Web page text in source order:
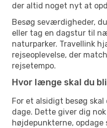
der altid noget nyt at
Besøg seværdigheder,
eller tag en dagstur til
naturparker. Travellink
rejseoplevelse, der
rejsetempo.
Hvor længe skal du
For et alsidigt besøg
dage. Dette giver dig
højdepunkterne, opdage